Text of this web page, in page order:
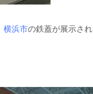
横浜市の鉄蓋が展示され